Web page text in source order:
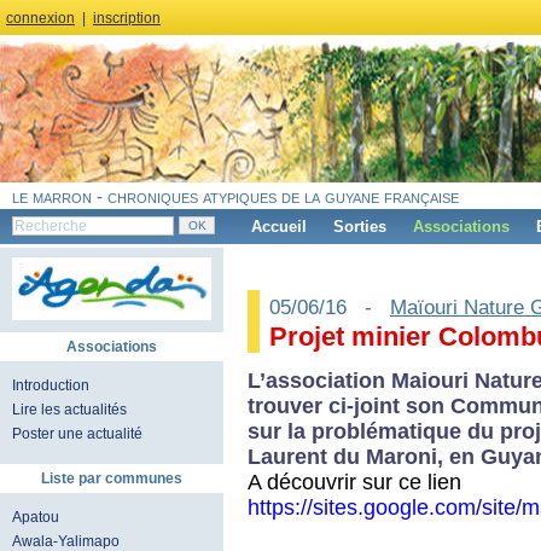
connexion inscription
le marron - chroniques atypiques de la guyane française
Accueil Sorties Associations
Associations
Introduction
Lire les actualités
Poster une actualité
Liste par communes
Apatou
Awala-Yalimapo
05/06/16 - Maïouri Nature
Projet minier
L’association Maiouri
trouver ci-joint son
sur la problématique du
Laurent du Maroni, en
A découvrir sur ce lien
https://sites.google.com/site/